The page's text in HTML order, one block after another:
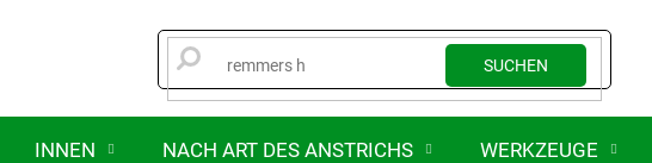
SUCHEN
INNEN NACH ART DES ANSTRICHS WERKZEUGE